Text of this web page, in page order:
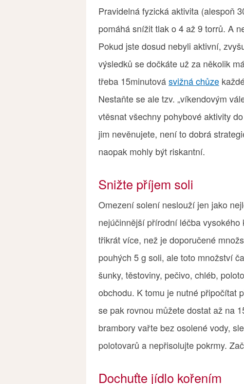
Pravidelná fyzická aktivita (alespoň
pomáhá snížit tlak o 4 až 9 torrů. A
Pokud jste dosud nebyli aktivní,
výsledků se dočkáte už za několik
třeba 15minutovásvižná chůze
Nestaňte se ale tzv. „víkendovým
vtěsnat všechny pohybové aktivity
jim nevěnujete, není to dobrá
naopak mohly být riskantní.
Snižte příjem soli
Omezení solení neslouží jen jako
nejúčinnější přírodní léčba
třikrát více, než je doporučené
pouhých 5 g soli, ale toto množství
šunky, těstoviny, pečivo, chléb,
obchodu. K tomu je nutné připočítat
se pak rovnou můžete dostat až na
brambory vařte bez osolené vody,
polotovarů a nepřisolujte pokrmy.
Dochuťte jídlo kořením